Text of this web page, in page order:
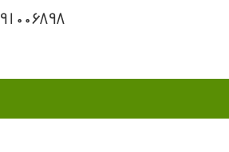
91006898 (021)